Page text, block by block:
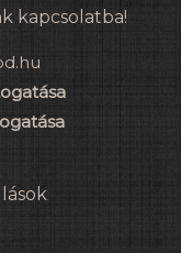
kapcsolatba!